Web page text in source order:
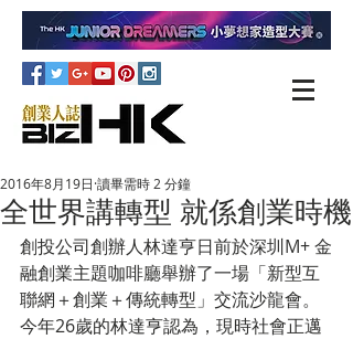
全世界講轉型 就係創業時機
2016年8月19日 讀畢需時 2 分鐘
創投公司創辦人林達亨日前於深圳M+ 金
融創業主題咖啡廳舉辦了一場「新型互
聯網＋創業＋傳統轉型」交流沙龍會。
今年26歲的林達亨認為，現時社會正邁